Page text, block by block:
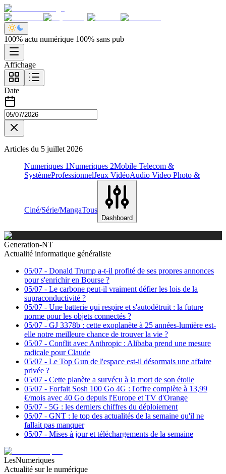
100% actu numérique 100% sans pub
Affichage
Date
Articles du 5 juillet 2026
Numeriques 1Numeriques 2Mobile Telecom &
SystèmeProfessionnelJeux VidéoAudio Video Photo &
Ciné/Série/MangaTous
Dashboard
Generation-NT
Actualité informatique généraliste
05/07 - Donald Trump a-t-il profité de ses propres annonces
pour s'enrichir en Bourse ?
05/07 - Le carbone peut-il vraiment défier les lois de la
supraconductivité ?
05/07 - Une batterie qui respire et s'autodétruit : la future
norme pour les objets connectés ?
05/07 - GJ 3378b : cette exoplanète à 25 années-lumière est-
elle notre meilleure chance de trouver la vie ?
05/07 - Conflit avec Anthropic : Alibaba prend une mesure
radicale pour Claude
05/07 - Le Top Gun de l'espace est-il désormais une affaire
privée ?
05/07 - Cette planète a survécu à la mort de son étoile
05/07 - Forfait Sosh 100 Go 4G : l'offre complète à 13,99
€/mois avec 40 Go depuis l'Europe et TV d'Orange
05/07 - 5G : les derniers chiffres du déploiement
05/07 - GNT : le top des actualités de la semaine qu'il ne
fallait pas manquer
05/07 - Mises à jour et téléchargements de la semaine
LesNumeriques
Actualité sur le numérique